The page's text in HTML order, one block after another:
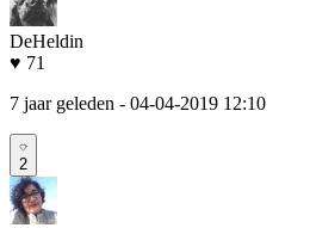
DeHeldin
♥ 71
7 jaar geleden - 04-04-2019 12:10
2